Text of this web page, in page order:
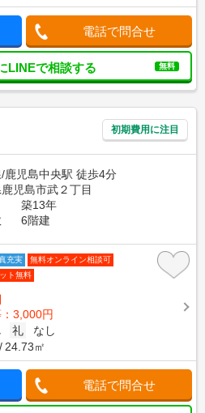
電話で問合せ
LINEで相談する 無料
初期費用に注目
鹿児島中央駅 徒歩4分
児島市武２丁目
築13年
6階建
充実
無料オンライン相談可
ト無料
3,000円
礼
なし
24.73㎡
電話で問合せ